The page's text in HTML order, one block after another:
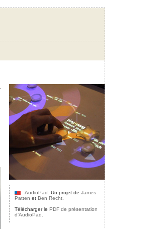
AudioPad. Un projet de James
Patten et Ben Recht.
Télécharger le PDF de présentation
d'AudioPad.